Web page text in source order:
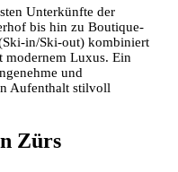
Unterkünfte der
bis hin zu Boutique-
in/Ski-out) kombiniert
modernem Luxus. Ein
und
Aufenthalt stilvoll
Zürs